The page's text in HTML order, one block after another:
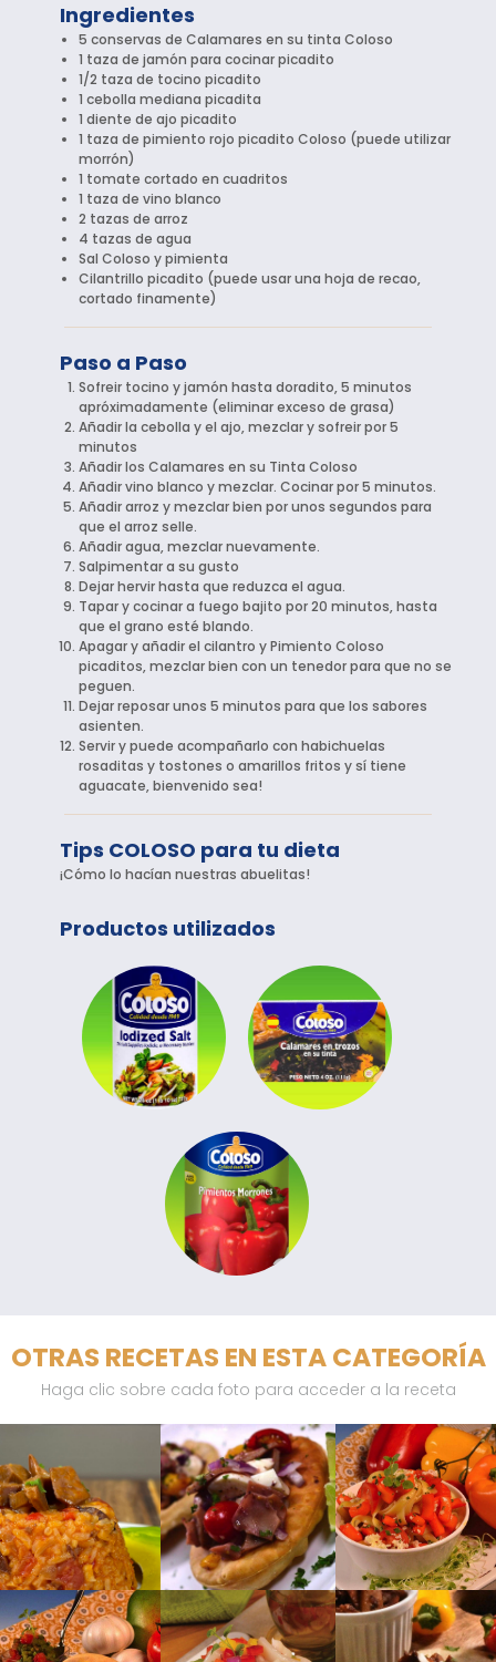
Ingredientes
5 conservas de Calamares en su tinta Coloso
1 taza de jamón para cocinar picadito
1/2 taza de tocino picadito
1 cebolla mediana picadita
1 diente de ajo picadito
1 taza de pimiento rojo picadito Coloso (puede utilizar
morrón)
1 tomate cortado en cuadritos
1 taza de vino blanco
2 tazas de arroz
4 tazas de agua
Sal Coloso y pimienta
Cilantrillo picadito (puede usar una hoja de recao,
cortado finamente)
Paso a Paso
Sofreir tocino y jamón hasta doradito, 5 minutos
apróximadamente (eliminar exceso de grasa)
Añadir la cebolla y el ajo, mezclar y sofreir por 5
minutos
Añadir los Calamares en su Tinta Coloso
Añadir vino blanco y mezclar. Cocinar por 5 minutos.
Añadir arroz y mezclar bien por unos segundos para
que el arroz selle.
Añadir agua, mezclar nuevamente.
Salpimentar a su gusto
Dejar hervir hasta que reduzca el agua.
Tapar y cocinar a fuego bajito por 20 minutos, hasta
que el grano esté blando.
Apagar y añadir el cilantro y Pimiento Coloso
picaditos, mezclar bien con un tenedor para que no se
peguen.
Dejar reposar unos 5 minutos para que los sabores
asienten.
Servir y puede acompañarlo con habichuelas
rosaditas y tostones o amarillos fritos y sí tiene
aguacate, bienvenido sea!
Tips COLOSO para tu dieta
¡Cómo lo hacían nuestras abuelitas!
Productos utilizados
OTRAS RECETAS EN ESTA CATEGORÍA
Haga clic sobre cada foto para acceder a la receta